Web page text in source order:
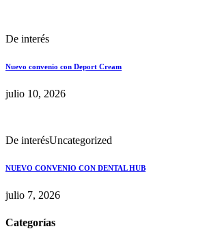
De interés
Nuevo convenio con Deport Cream
julio 10, 2026
De interésUncategorized
NUEVO CONVENIO CON DENTAL HUB
julio 7, 2026
Categorías